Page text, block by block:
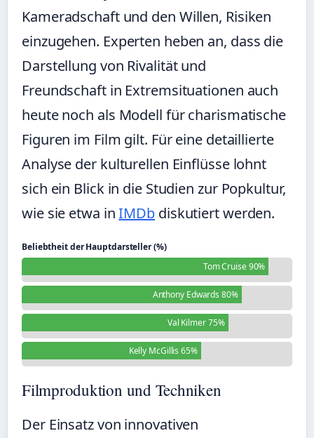
Kameradschaft und den Willen, Risiken
einzugehen. Experten heben an, dass die
Darstellung von Rivalität und
Freundschaft in Extremsituationen auch
heute noch als Modell für charismatische
Figuren im Film gilt. Für eine detaillierte
Analyse der kulturellen Einflüsse lohnt
sich ein Blick in die Studien zur Popkultur,
wie sie etwa inIMDb diskutiert werden.
Beliebtheit der Hauptdarsteller (%)
Tom Cruise 90%
Anthony Edwards 80%
Val Kilmer 75%
Kelly McGillis 65%
Filmproduktion und Techniken
Der Einsatz von innovativen